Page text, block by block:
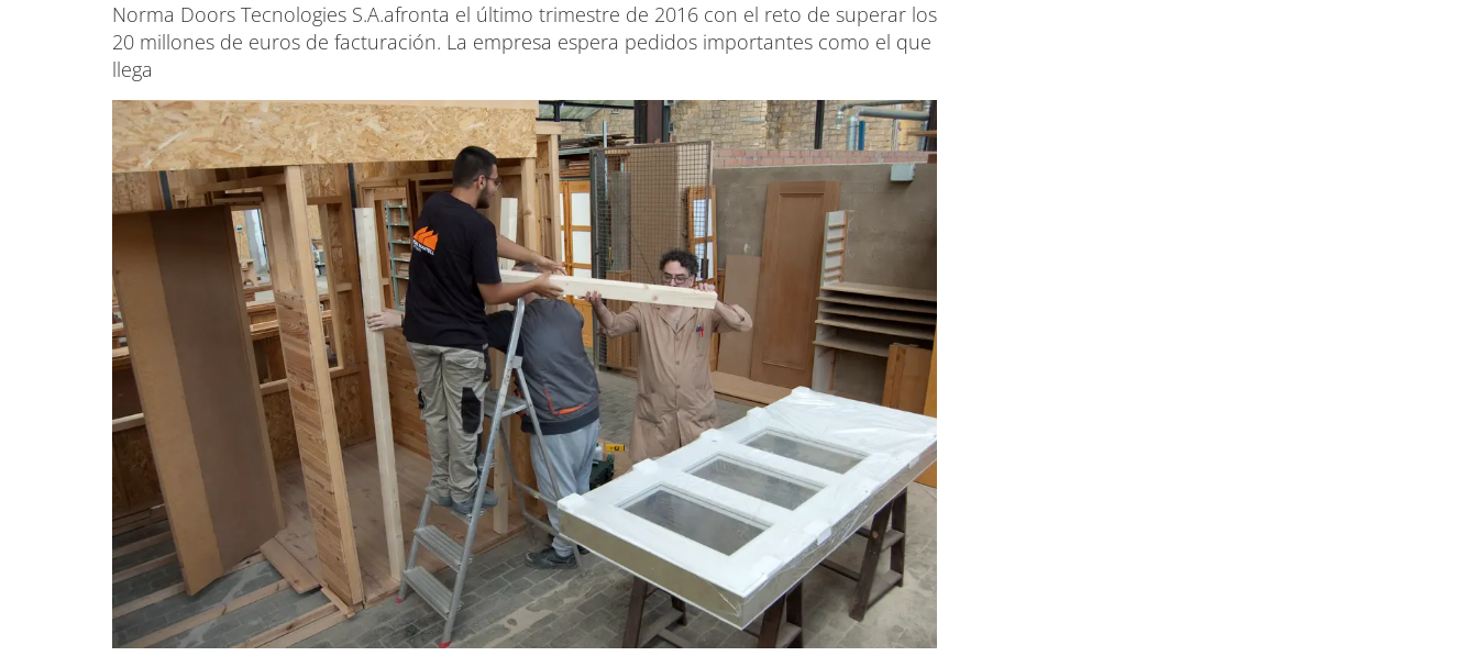
Norma Doors Tecnologies S.A.afronta el último trimestre de 2016 con el reto de superar los
20 millones de euros de facturación. La empresa espera pedidos importantes como el que
llega